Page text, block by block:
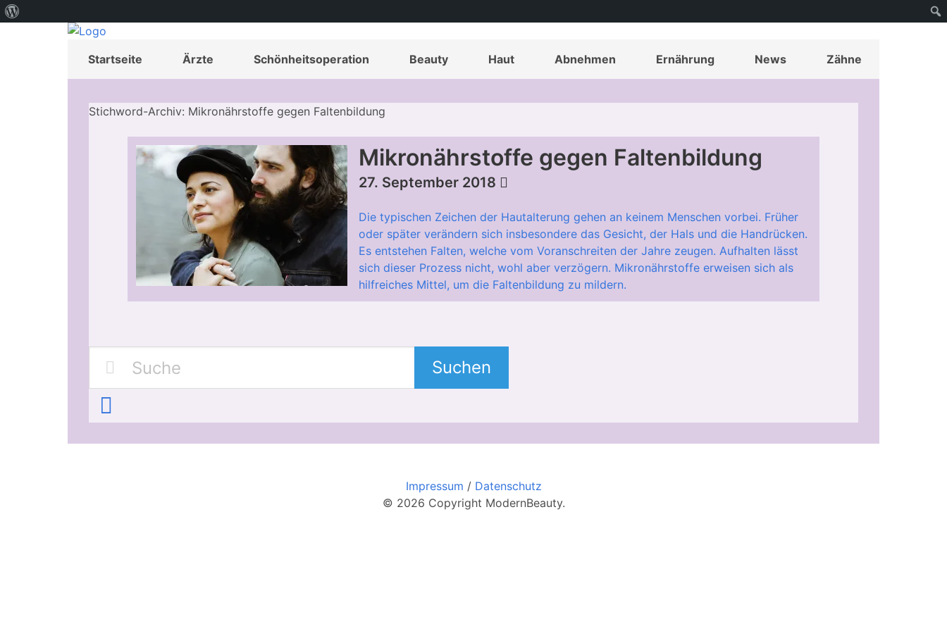
Startseite Ärzte Schönheitsoperation Beauty Haut Abnehmen Ernährung News Zähne
Stichword-Archiv: Mikronährstoffe gegen Faltenbildung
Mikronährstoffe gegen Faltenbildung
27. September 2018
Die typischen Zeichen der Hautalterung gehen an keinem Menschen vorbei. Früher
oder später verändern sich insbesondere das Gesicht, der Hals und die Handrücken.
Es entstehen Falten, welche vom Voranschreiten der Jahre zeugen. Aufhalten lässt
sich dieser Prozess nicht, wohl aber verzögern. Mikronährstoffe erweisen sich als
hilfreiches Mittel, um die Faltenbildung zu mildern.
Suchen
Impressum / Datenschutz
© 2026 Copyright ModernBeauty.